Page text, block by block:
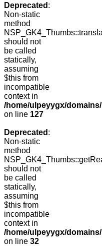
Deprecated :
Non-static
method
should not
be called
statically,
assuming
$this from
incompatible
context in
/home/ulpeyygx/
on line 127
Deprecated :
Non-static
method
should not
be called
statically,
assuming
$this from
incompatible
context in
/home/ulpeyygx/
on line 32